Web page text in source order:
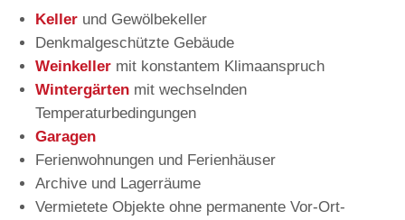
Keller und Gewölbekeller
Denkmalgeschützte Gebäude
Weinkeller mit konstantem Klimaanspruch
Wintergärten mit wechselnden
Temperaturbedingungen
Garagen
Ferienwohnungen und Ferienhäuser
Archive und Lagerräume
Vermietete Objekte ohne permanente Vor-Ort-